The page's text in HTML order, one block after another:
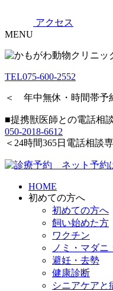
アクセス
MENU
TEL075-600-2552
＜ 年中無休・時間帯
■提携獣医師との電話相
050-2018-6612
＜24時間365日電話相談
HOME
初めての方へ
初めての方へ
飼い始めた方
ワクチン
ノミ・マダニ
避妊・去勢
健康診断
シニアケアと